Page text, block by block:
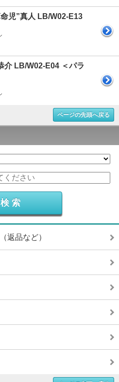
児”真人 LB/W02-E13
介 LB/W02-E04 ＜パラ
ページの先頭へ戻る
返品など）